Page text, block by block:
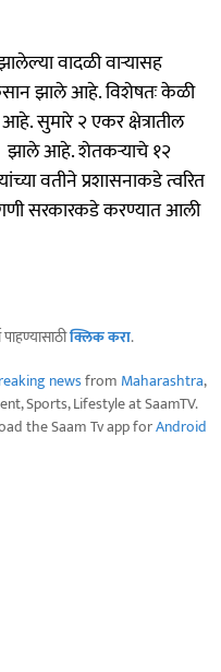
वादळी वाऱ्यासह
झाले आहे. विशेषतः केळी
सुमारे २ एकर क्षेत्रातील
झाले आहे. शेतकऱ्याचे १२
वतीने प्रशासनाकडे त्वरित
सरकारकडे करण्यात आली
क्लिक करा.
newsfrom Maharashtra,
Sports, Lifestyle at SaamTV.
the Saam Tv app forAndroid